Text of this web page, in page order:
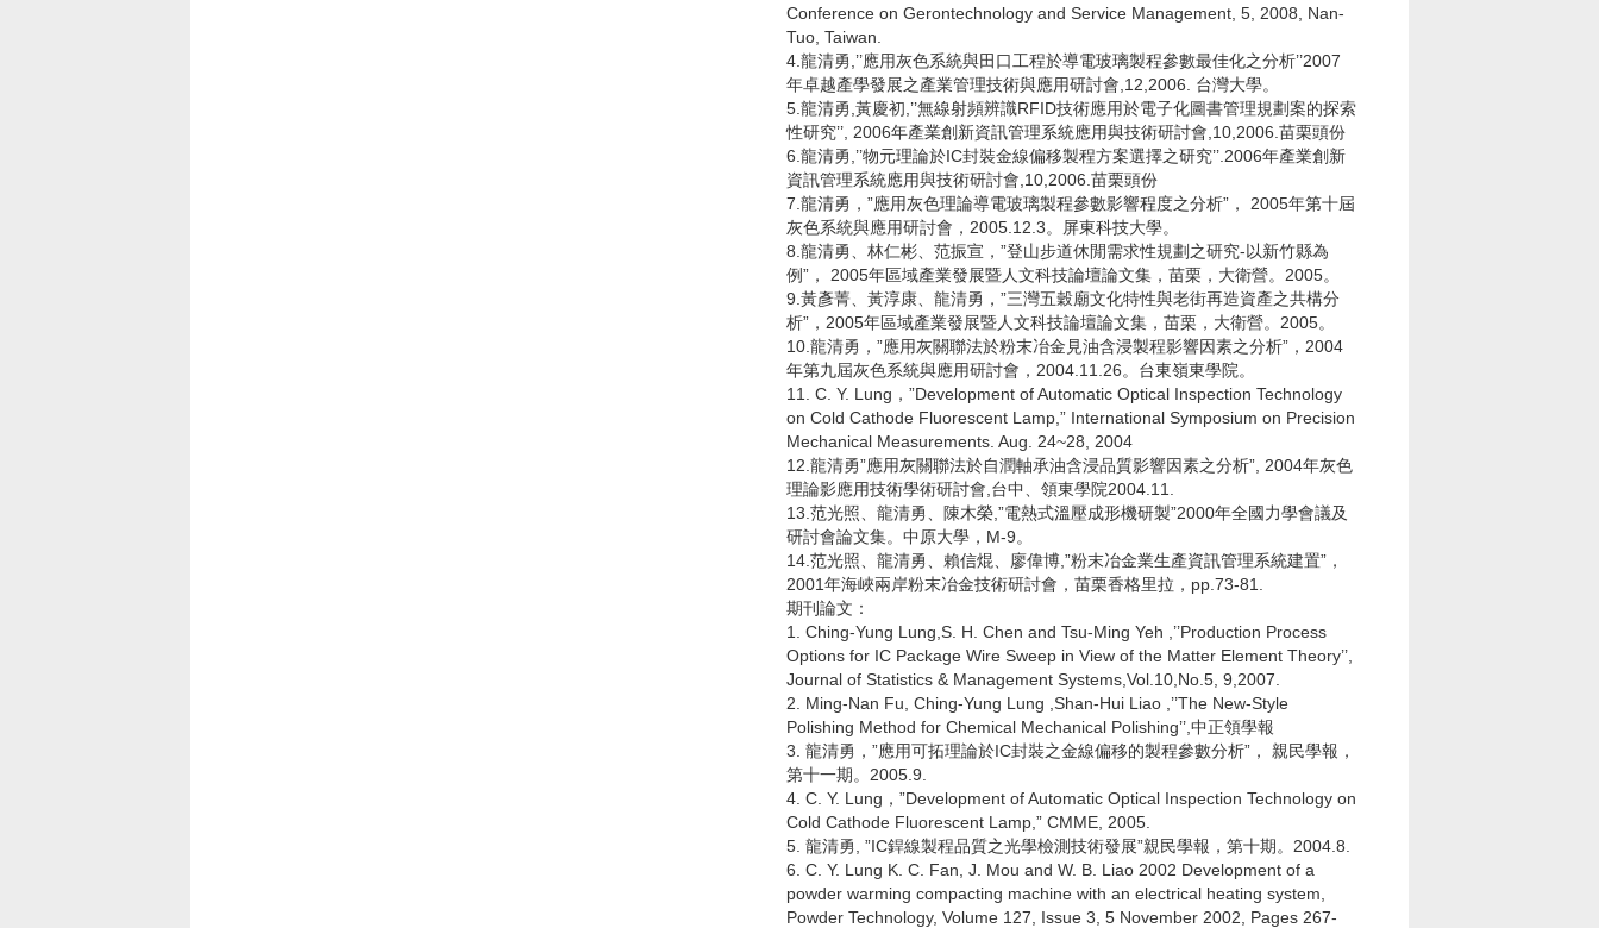
Conference on Gerontechnology and Service Management, 5, 2008, Nan-
Tuo, Taiwan.
4.龍清勇,’’應用灰色系統與田口工程於導電玻璃製程參數最佳化之分析’’2007
年卓越產學發展之產業管理技術與應用研討會,12,2006. 台灣大學。
5.龍清勇,黃慶初,’’無線射頻辨識RFID技術應用於電子化圖書管理規劃案的探索
性研究’’, 2006年產業創新資訊管理系統應用與技術研討會,10,2006.苗栗頭份
6.龍清勇,’’物元理論於IC封裝金線偏移製程方案選擇之研究’’.2006年產業創新
資訊管理系統應用與技術研討會,10,2006.苗栗頭份
7.龍清勇，”應用灰色理論導電玻璃製程參數影響程度之分析”， 2005年第十屆
灰色系統與應用研討會，2005.12.3。屏東科技大學。
8.龍清勇、林仁彬、范振宣，”登山步道休閒需求性規劃之研究-以新竹縣為
例”， 2005年區域產業發展暨人文科技論壇論文集，苗栗，大衛營。2005。
9.黃彥菁、黃淳康、龍清勇，”三灣五穀廟文化特性與老街再造資產之共構分
析”，2005年區域產業發展暨人文科技論壇論文集，苗栗，大衛營。2005。
10.龍清勇，”應用灰關聯法於粉末冶金見油含浸製程影響因素之分析”，2004
年第九屆灰色系統與應用研討會，2004.11.26。台東嶺東學院。
11. C. Y. Lung，”Development of Automatic Optical Inspection Technology
on Cold Cathode Fluorescent Lamp,” International Symposium on Precision
Mechanical Measurements. Aug. 24~28, 2004
12.龍清勇”應用灰關聯法於自潤軸承油含浸品質影響因素之分析”, 2004年灰色
理論影應用技術學術研討會,台中、領東學院2004.11.
13.范光照、龍清勇、陳木榮,”電熱式溫壓成形機研製”2000年全國力學會議及
研討會論文集。中原大學，M-9。
14.范光照、龍清勇、賴信焜、廖偉博,”粉末冶金業生產資訊管理系統建置”，
2001年海峽兩岸粉末冶金技術研討會，苗栗香格里拉，pp.73-81.
期刊論文：
1. Ching-Yung Lung,S. H. Chen and Tsu-Ming Yeh ,’’Production Process
Options for IC Package Wire Sweep in View of the Matter Element Theory’’,
Journal of Statistics & Management Systems,Vol.10,No.5, 9,2007.
2. Ming-Nan Fu, Ching-Yung Lung ,Shan-Hui Liao ,’’The New-Style
Polishing Method for Chemical Mechanical Polishing’’,中正領學報
3. 龍清勇，”應用可拓理論於IC封裝之金線偏移的製程參數分析”， 親民學報，
第十一期。2005.9.
4. C. Y. Lung，”Development of Automatic Optical Inspection Technology on
Cold Cathode Fluorescent Lamp,” CMME, 2005.
5. 龍清勇, ”IC銲線製程品質之光學檢測技術發展”親民學報，第十期。2004.8.
6. C. Y. Lung K. C. Fan, J. Mou and W. B. Liao 2002 Development of a
powder warming compacting machine with an electrical heating system,
Powder Technology, Volume 127, Issue 3, 5 November 2002, Pages 267-